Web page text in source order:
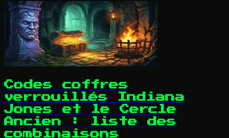
Codes coffres
verrouillés Indiana
Jones et le Cercle
Ancien : liste des
combinaisons